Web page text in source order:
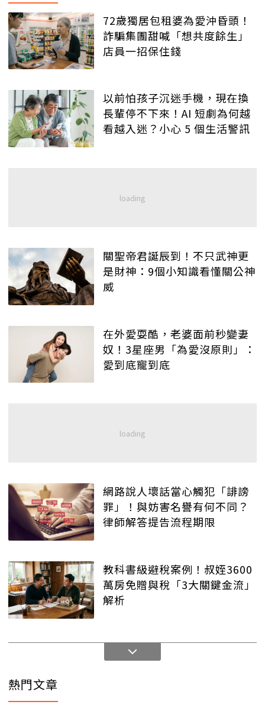
72歲獨居包租婆為愛沖昏頭！
詐騙集團甜喊「想共度餘生」
店員一招保住錢
以前怕孩子沉迷手機，現在換
長輩停不下來！AI 短劇為何越
看越入迷？小心 5 個生活警訊
關聖帝君誕辰到！不只武神更
是財神：9個小知識看懂關公神
威
在外愛耍酷，老婆面前秒變妻
奴！3星座男「為愛沒原則」：
愛到底寵到底
網路說人壞話當心觸犯「誹謗
罪」！與妨害名譽有何不同？
律師解答提告流程期限
教科書級避稅案例！叔姪3600
萬房免贈與稅「3大關鍵金流」
解析
熱門文章